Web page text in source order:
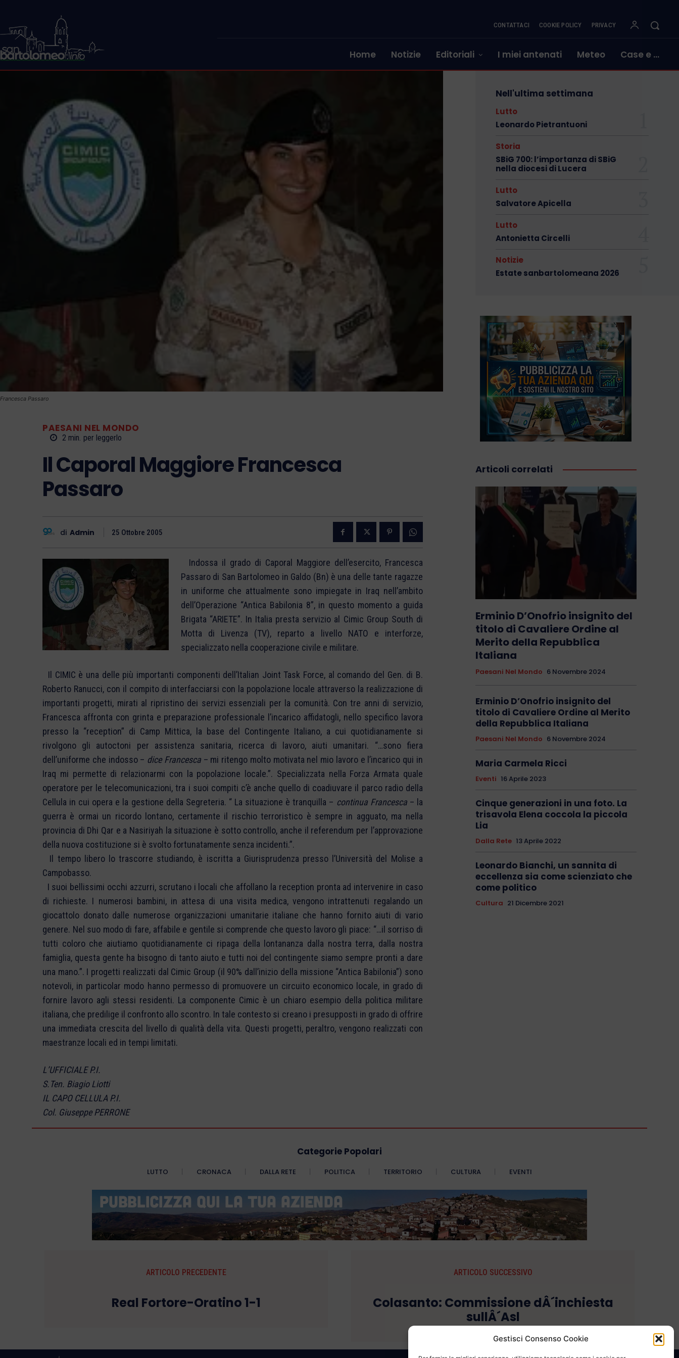
Gestisci Consenso Cookie
CONTATTACI COOKIE POLICY PRIVACY
Home Notizie Editoriali I miei antenati Meteo Case e …
Francesca Passaro
PAESANI NEL MONDO
2 min. per leggerlo
Il Caporal Maggiore Francesca
Passaro
di Admin 25 Ottobre 2005
Indossa il grado di Caporal Maggiore dell’esercito, Francesca
Passaro di San Bartolomeo in Galdo (Bn) è una delle tante ragazze
in uniforme che attualmente sono impiegate in Iraq nell’ambito
dell’Operazione “Antica Babilonia 8”, in questo momento a guida
Brigata “ARIETE”. In Italia presta servizio al Cimic Group South di
Motta di Livenza (TV), reparto a livello NATO e interforze,
specializzato nella cooperazione civile e militare.
Il CIMIC è una delle più importanti componenti dell’Italian Joint Task Force, al comando del Gen. di B.
Roberto Ranucci, con il compito di interfacciarsi con la popolazione locale attraverso la realizzazione di
importanti progetti, mirati al ripristino dei servizi essenziali per la comunità. Con tre anni di servizio,
Francesca affronta con grinta e preparazione professionale l’incarico affidatogli, nello specifico lavora
presso la “reception” di Camp Mittica, la base del Contingente Italiano, a cui quotidianamente si
rivolgono gli autoctoni per assistenza sanitaria, ricerca di lavoro, aiuti umanitari. “…sono fiera
dell’uniforme che indosso – dice Francesca– mi ritengo molto motivata nel mio lavoro e l’incarico qui in
Iraq mi permette di relazionarmi con la popolazione locale.”. Specializzata nella Forza Armata quale
operatore per le telecomunicazioni, tra i suoi compiti c’è anche quello di coadiuvare il parco radio della
Cellula in cui opera e la gestione della Segreteria. “ La situazione è tranquilla – continua Francesca– la
guerra è ormai un ricordo lontano, certamente il rischio terroristico è sempre in agguato, ma nella
provincia di Dhi Qar e a Nasiriyah la situazione è sotto controllo, anche il referendum per l’approvazione
della nuova costituzione si è svolto fortunatamente senza incidenti.”.
Il tempo libero lo trascorre studiando, è iscritta a Giurisprudenza presso l’Università del Molise a
Campobasso.
I suoi bellissimi occhi azzurri, scrutano i locali che affollano la reception pronta ad intervenire in caso
di richieste. I numerosi bambini, in attesa di una visita medica, vengono intrattenuti regalando un
giocattolo donato dalle numerose organizzazioni umanitarie italiane che hanno fornito aiuti di vario
genere. Nel suo modo di fare, affabile e gentile si comprende che questo lavoro gli piace: “…il sorriso di
tutti coloro che aiutiamo quotidianamente ci ripaga della lontananza dalla nostra terra, dalla nostra
famiglia, questa gente ha bisogno di tanto aiuto e tutti noi del contingente siamo sempre pronti a dare
una mano.”. I progetti realizzati dal Cimic Group (il 90% dall’inizio della missione “Antica Babilonia”) sono
notevoli, in particolar modo hanno permesso di promuovere un circuito economico locale, in grado di
fornire lavoro agli stessi residenti. La componente Cimic è un chiaro esempio della politica militare
italiana, che predilige il confronto allo scontro. In tale contesto si creano i presupposti in grado di offrire
una immediata crescita del livello di qualità della vita. Questi progetti, peraltro, vengono realizzati con
maestranze locali ed in tempi limitati.
L’UFFICIALE P.I.
S.Ten. Biagio Liotti
IL CAPO CELLULA P.I.
Col. Giuseppe PERRONE
Nell'ultima settimana
Lutto
Leonardo Pietrantuoni
Storia
SBiG 700: l’importanza di SBiG
nella diocesi di Lucera
Lutto
Salvatore Apicella
Lutto
Antonietta Circelli
Notizie
Estate sanbartolomeana 2026
Articoli correlati
Erminio D’Onofrio insignito del
titolo di Cavaliere Ordine al
Merito della Repubblica
Italiana
Paesani Nel Mondo 6 Novembre 2024
Erminio D’Onofrio insignito del
titolo di Cavaliere Ordine al Merito
della Repubblica Italiana
Paesani Nel Mondo 6 Novembre 2024
Maria Carmela Ricci
Eventi 16 Aprile 2023
Cinque generazioni in una foto. La
trisavola Elena coccola la piccola
Lia
Dalla Rete 13 Aprile 2022
Leonardo Bianchi, un sannita di
eccellenza sia come scienziato che
come politico
Cultura 21 Dicembre 2021
Categorie Popolari
LUTTO CRONACA DALLA RETE POLITICA TERRITORIO CULTURA EVENTI
ARTICOLO PRECEDENTE
Real Fortore-Oratino 1-1
ARTICOLO SUCCESSIVO
Colasanto: Commissione dÂ´inchiesta
sullÂ´Asl